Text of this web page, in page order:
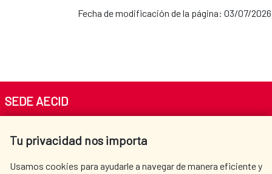
Fecha de modificación de la página: 03/07/2026
Tu privacidad nos importa
Usamos cookies para ayudarle a navegar de manera eficiente y
SEDE AECID
Tel. +34 900 20 30 54​​​​​​​